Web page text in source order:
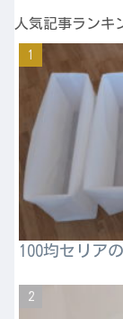
人気記事ランキ
100均セリア